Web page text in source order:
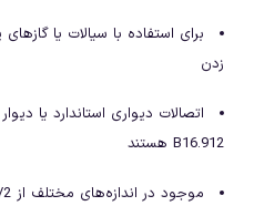
برای استفاده با سیالات یا
زدن
B16.912 هستند
موجود در اندازه‌های مختلف از 1/2 اینچ تا 48 اینچ